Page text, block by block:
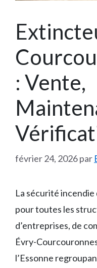
: Vente,
février 24, 2026par
La sécurité
pour toutes les
d’entreprises, de
Évry-
l’Essonne